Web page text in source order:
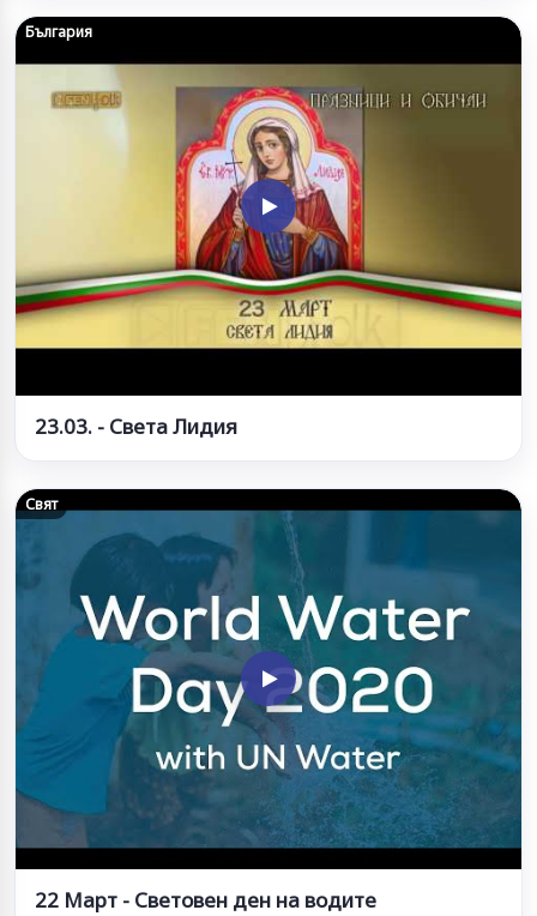
България
23.03. - Света Лидия
Свят
22 Март - Световен ден на водите